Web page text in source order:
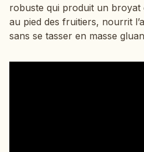
robuste qui produit un broyat
au pied des fruitiers, nourrit
sans se tasser en masse